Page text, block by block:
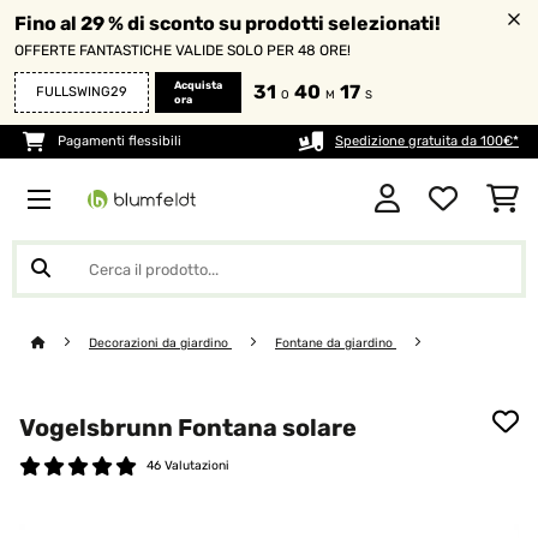
Fino al 29 % di sconto su prodotti selezionati!
OFFERTE FANTASTICHE VALIDE SOLO PER 48 ORE!
FULLSWING29
Acquista
ora
31 O 40 M 17 S
Pagamenti flessibili Spedizione gratuita da 100€*
Decorazioni da giardino Fontane da giardino
Vogelsbrunn Fontana solare
46 Valutazioni